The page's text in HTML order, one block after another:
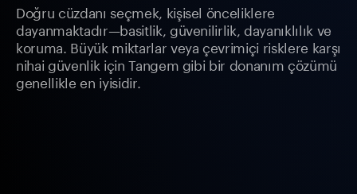
Doğru cüzdanı seçmek, kişisel önceliklere
dayanmaktadır—basitlik, güvenilirlik, dayanıklılık ve
koruma. Büyük miktarlar veya çevrimiçi risklere karşı
nihai güvenlik için Tangem gibi bir donanım çözümü
genellikle en iyisidir.